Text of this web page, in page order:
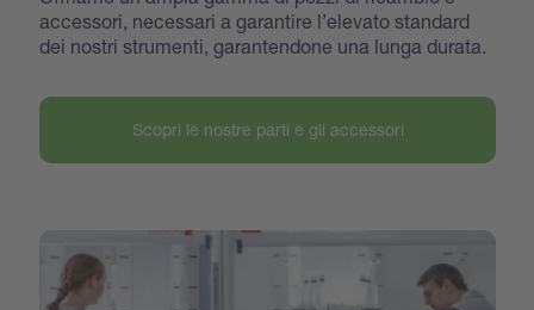
accessori, necessari a garantire l’elevato standard
dei nostri strumenti, garantendone una lunga durata.
Scopri le nostre parti e gli accessori